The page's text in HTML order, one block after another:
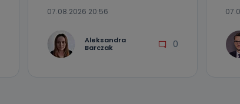
07.08.2026 20:56
Aleksandra
Barczak
0